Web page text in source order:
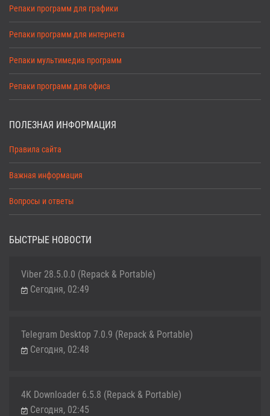
Репаки программ для графики
Репаки программ для интернета
Репаки мультимедиа программ
Репаки программ для офиса
ПОЛЕЗНАЯ ИНФОРМАЦИЯ
Правила сайта
Важная информация
Вопросы и ответы
БЫСТРЫЕ НОВОСТИ
Viber 28.5.0.0 (Repack & Portable)
Сегодня, 02:49
Telegram Desktop 7.0.9 (Repack & Portable)
Сегодня, 02:48
4K Downloader 6.5.8 (Repack & Portable)
Сегодня, 02:45